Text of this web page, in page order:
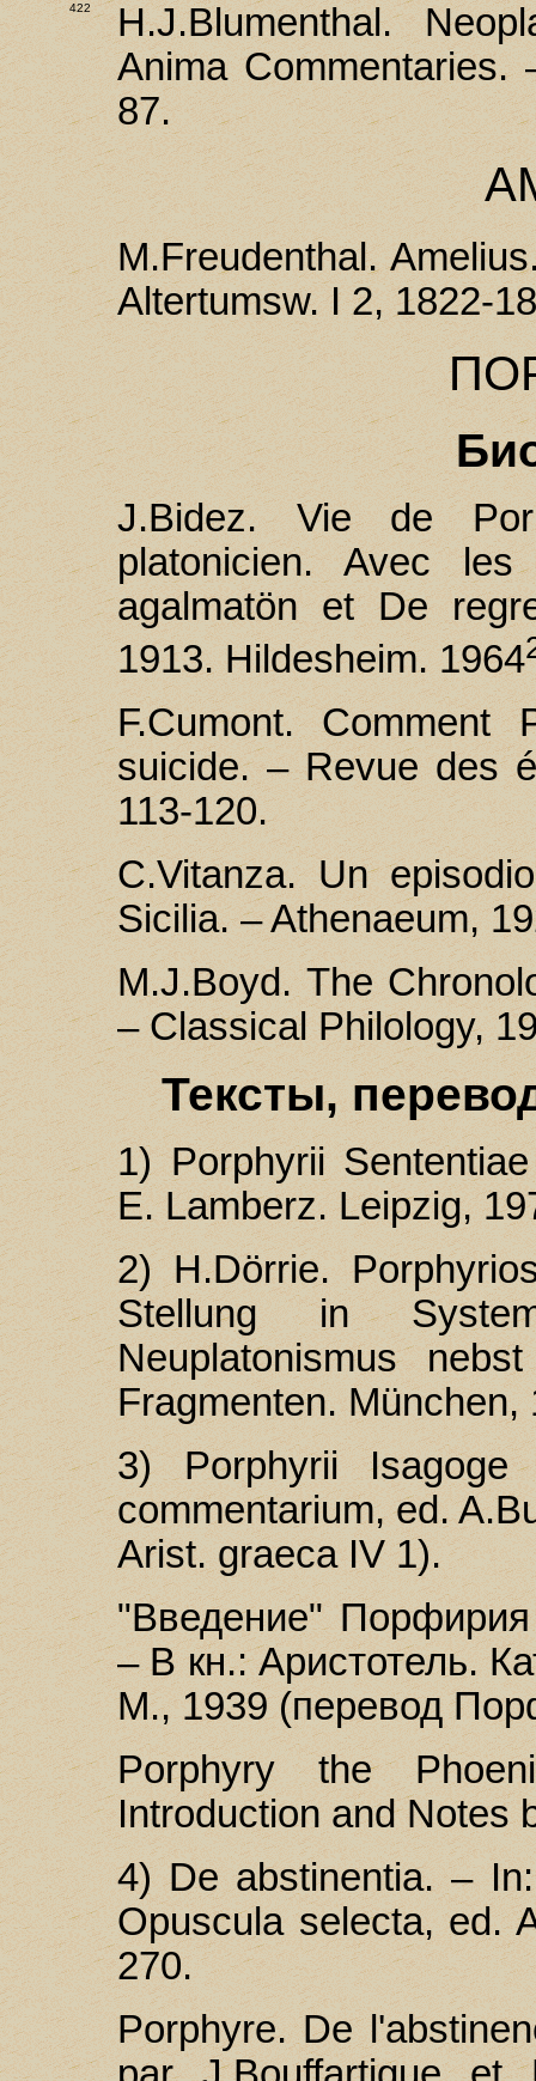
422
H.J.Вlumenthal.
Anima
87.
M.Freudenthal.
Altertumsw. I 2, 1822-
J.Bidez. Vie de
platonicien. Avec
agalmatön et De
1913. Hildesheim. 1964
F.Сumоnt. Comment
suicide. – Revue des
113-120.
C.Vitanza. Un
Sicilia. – Athenaeum,
M.J.Boyd. The
– Classical Philology,
Тексты,
1) Porphyrii
E. Lamberz. Leipzig,
2) H.Dörrie.
Stellung in
Neuplatonismus
Fragmenten. München,
3) Porphyrii
commentarium, ed.
Arist. graeca IV 1).
"Введение" Порфирия
– В кн.: Аристотель.
М., 1939 (перевод
Porphyry the
Introduction and Notes
4) De abstinentia. –
Opuscula selecta, ed.
270.
Porphyre. De